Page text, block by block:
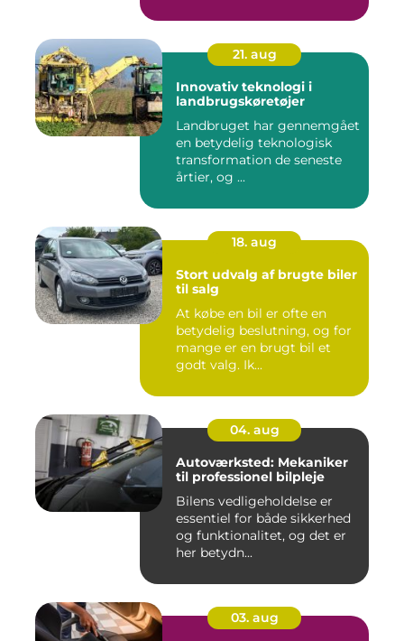
21. aug
Innovativ teknologi i
landbrugskøretøjer
Landbruget har gennemgået
en betydelig teknologisk
transformation de seneste
årtier, og ...
18. aug
Stort udvalg af brugte biler
til salg
At købe en bil er ofte en
betydelig beslutning, og for
mange er en brugt bil et
godt valg. Ik...
04. aug
Autoværksted: Mekaniker
til professionel bilpleje
Bilens vedligeholdelse er
essentiel for både sikkerhed
og funktionalitet, og det er
her betydn...
03. aug